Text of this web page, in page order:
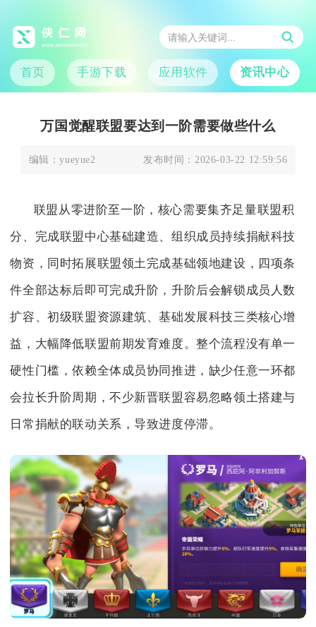
首页 手游下载 应用软件 资讯中心
万国觉醒联盟要达到一阶需要做些什么
编辑：yueyue2 发布时间： 2026-03-22 12:59:56
联盟从零进阶至一阶，核心需要集齐足量联盟积
分、完成联盟中心基础建造、组织成员持续捐献科技
物资，同时拓展联盟领土完成基础领地建设，四项条
件全部达标后即可完成升阶，升阶后会解锁成员人数
扩容、初级联盟资源建筑、基础发展科技三类核心增
益，大幅降低联盟前期发育难度。整个流程没有单一
硬性门槛，依赖全体成员协同推进，缺少任意一环都
会拉长升阶周期，不少新晋联盟容易忽略领土搭建与
日常捐献的联动关系，导致进度停滞。